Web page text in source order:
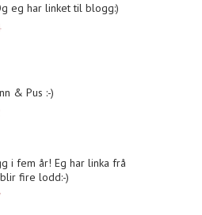
eg har linket til blogg:)
& Pus :-)
i fem år! Eg har linka frå
fire lodd:-)